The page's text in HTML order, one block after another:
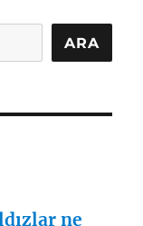
ARA